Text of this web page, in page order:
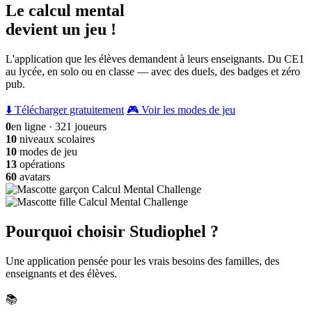
Le calcul mental
devient un jeu !
L'application que les élèves demandent à leurs enseignants. Du CE1
au lycée, en solo ou en classe — avec des duels, des badges et zéro
pub.
⬇️ Télécharger gratuitement 🎮 Voir les modes de jeu
0en ligne · 321 joueurs
10 niveaux scolaires
10 modes de jeu
13 opérations
60 avatars
Pourquoi choisir Studiophel ?
Une application pensée pour les vrais besoins des familles, des
enseignants et des élèves.
📚